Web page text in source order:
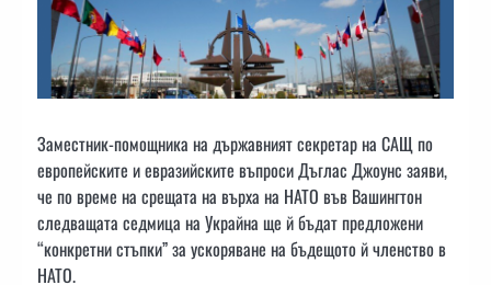
Заместник-помощника на държавният секретар на САЩ по
европейските и евразийските въпроси Дъглас Джоунс заяви,
че по време на срещата на върха на НАТО във Вашингтон
следващата седмица на Украйна ще й бъдат предложени
“конкретни стъпки” за ускоряване на бъдещото й членство в
НАТО.